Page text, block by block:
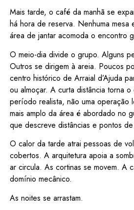
Mais tarde, o café da manhã se
há hora de reserva. Nenhuma mesa
área de jantar acomoda o encontro
O meio-dia divide o grupo. Alguns
Outros se dirigem à areia. Poucos
centro histórico de Arraial d’Ajuda
ou almoçar. A curta distância torna
período realista, não uma operação
mais amplo da área é abordado no
que descreve distâncias e pontos
O calor da tarde atrai pessoas de
cobertos. A arquitetura apoia a
ar circula. As cortinas se movem. A
domínio mecânico.
As noites se arrastam.